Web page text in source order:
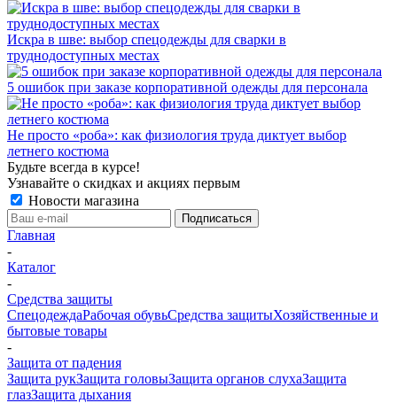
Искра в шве: выбор спецодежды для сварки в
труднодоступных местах
5 ошибок при заказе корпоративной одежды для персонала
Не просто «роба»: как физиология труда диктует выбор
летнего костюма
Будьте всегда в курсе!
Узнавайте о скидках и акциях первым
Новости магазина
Главная
-
Каталог
-
Средства защиты
СпецодеждаРабочая обувьСредства защитыХозяйственные и
бытовые товары
-
Защита от падения
Защита рукЗащита головыЗащита органов слухаЗащита
глазЗащита дыхания